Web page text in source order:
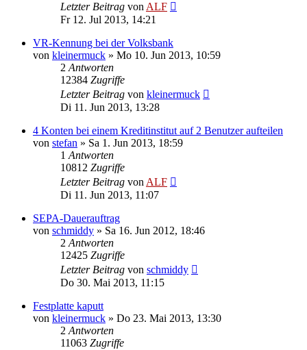
Letzter Beitrag von ALF
Fr 12. Jul 2013, 14:21
VR-Kennung bei der Volksbank
von kleinermuck » Mo 10. Jun 2013, 10:59
2 Antworten
12384 Zugriffe
Letzter Beitrag von kleinermuck
Di 11. Jun 2013, 13:28
4 Konten bei einem Kreditinstitut auf 2 Benutzer aufteilen
von stefan » Sa 1. Jun 2013, 18:59
1 Antworten
10812 Zugriffe
Letzter Beitrag von ALF
Di 11. Jun 2013, 11:07
SEPA-Dauerauftrag
von schmiddy » Sa 16. Jun 2012, 18:46
2 Antworten
12425 Zugriffe
Letzter Beitrag von schmiddy
Do 30. Mai 2013, 11:15
Festplatte kaputt
von kleinermuck » Do 23. Mai 2013, 13:30
2 Antworten
11063 Zugriffe